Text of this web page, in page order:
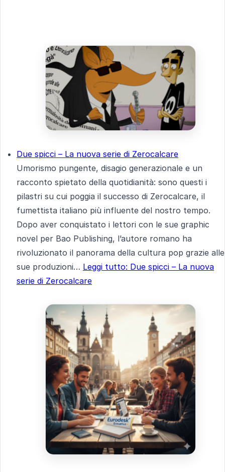
Due spicci – La nuova serie di Zerocalcare
Umorismo pungente, disagio generazionale e un
racconto spietato della quotidianità: sono questi i
pilastri su cui poggia il successo di Zerocalcare, il
fumettista italiano più influente del nostro tempo.
Dopo aver conquistato i lettori con le sue graphic
novel per Bao Publishing, l’autore romano ha
rivoluzionato il panorama della cultura pop grazie alle
sue produzioni… Leggi tutto: Due spicci – La nuova
serie di Zerocalcare